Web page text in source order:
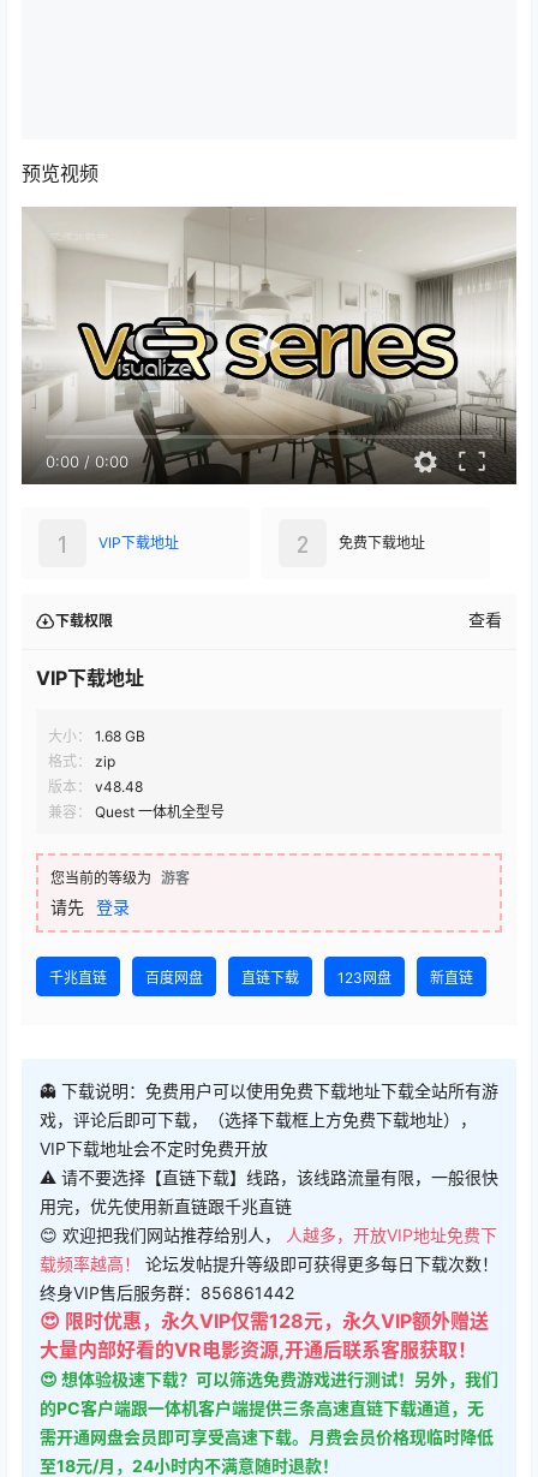
预览视频
0:00/0:00
VIP下载地址
1 免费下载地址
2
下载权限 查看
VIP下载地址
大小：
1.68 GB
格式：
zip
版本：
v48.48
兼容：
Quest 一体机全型号
您当前的等级为 游客
请先 登录
千兆直链 百度网盘 直链下载 123网盘 新直链
👻 下载说明：免费用户可以使用免费下载地址下载全站所有游
戏，评论后即可下载，（选择下载框上方免费下载地址），
VIP下载地址会不定时免费开放
⚠ 请不要选择【直链下载】线路，该线路流量有限，一般很快
用完，优先使用新直链跟千兆直链
😊 欢迎把我们网站推荐给别人，
人越多，开放VIP地址免费下
载频率越高！ 论坛发帖提升等级即可获得更多每日下载次数！
终身VIP售后服务群：856861442
😍 限时优惠，永久VIP仅需128元，永久VIP额外赠送
大量内部好看的VR电影资源,开通后联系客服获取！
😍 想体验极速下载？可以筛选免费游戏进行测试！另外，我们
的PC客户端跟一体机客户端提供三条高速直链下载通道，无
需开通网盘会员即可享受高速下载。月费会员价格现临时降低
至18元/月，24小时内不满意随时退款！